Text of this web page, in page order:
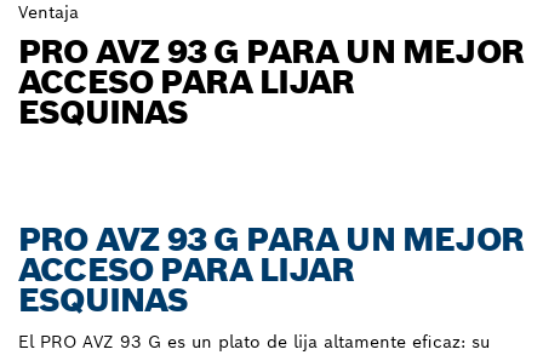
Ventaja
PRO AVZ 93 G PARA UN MEJOR
ACCESO PARA LIJAR
ESQUINAS
PRO AVZ 93 G PARA UN MEJOR
ACCESO PARA LIJAR
ESQUINAS
El PRO AVZ 93 G es un plato de lija altamente eficaz: su